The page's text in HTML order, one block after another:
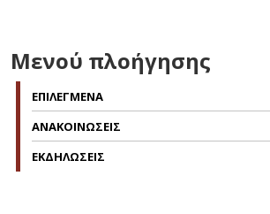
Μενού πλοήγησης
ΕΠΙΛΕΓΜΕΝΑ
ΑΝΑΚΟΙΝΩΣΕΙΣ
ΕΚΔΗΛΩΣΕΙΣ